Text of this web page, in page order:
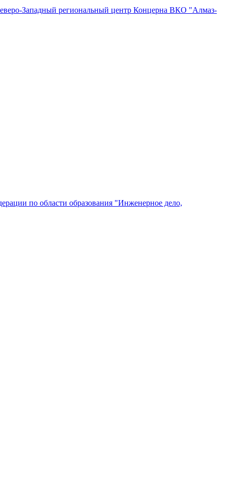
Западный региональный центр Концерна ВКО "Алмаз-
по области образования "Инженерное дело,